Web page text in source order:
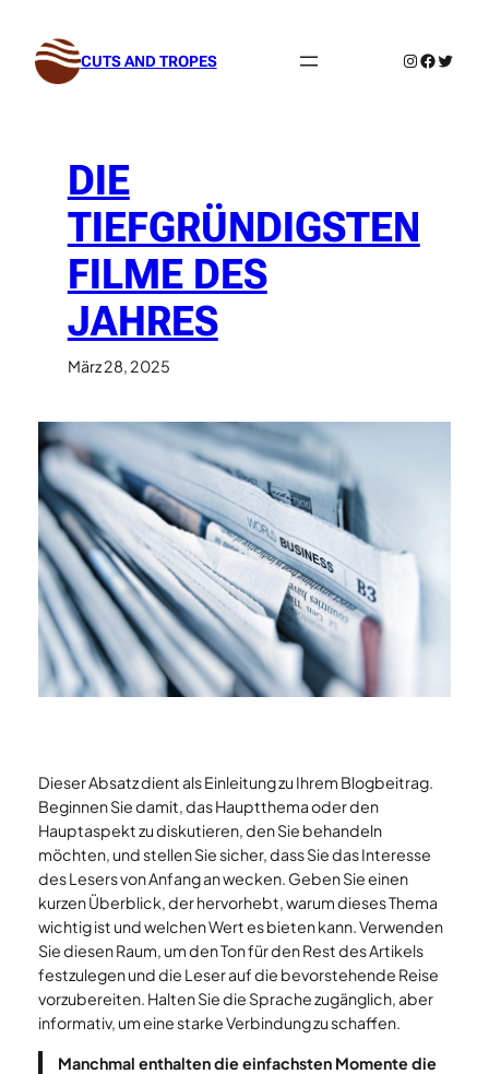
Inhalt
springen CUTS AND TROPES Instagram
DIE
TIEFGRÜNDIGSTEN
FILME DES
JAHRES
März 28, 2025
Dieser Absatz dient als Einleitung zu Ihrem Blogbeitrag.
Beginnen Sie damit, das Hauptthema oder den
Hauptaspekt zu diskutieren, den Sie behandeln
möchten, und stellen Sie sicher, dass Sie das Interesse
des Lesers von Anfang an wecken. Geben Sie einen
kurzen Überblick, der hervorhebt, warum dieses Thema
wichtig ist und welchen Wert es bieten kann. Verwenden
Sie diesen Raum, um den Ton für den Rest des Artikels
festzulegen und die Leser auf die bevorstehende Reise
vorzubereiten. Halten Sie die Sprache zugänglich, aber
informativ, um eine starke Verbindung zu schaffen.
Manchmal enthalten die einfachsten Momente die